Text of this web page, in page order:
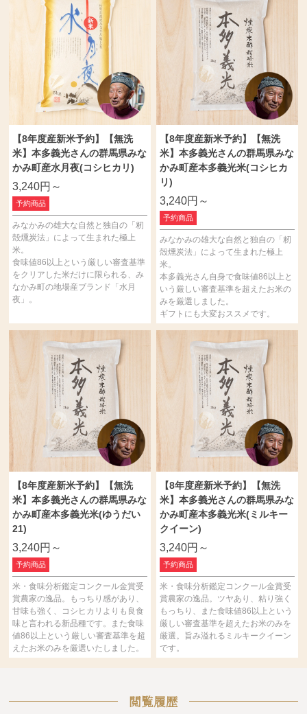
【8年度産新米予約】【無洗
米】本多義光さんの群馬県みな
かみ町産水月夜(コシヒカリ)
3,240円～
予約商品
みなかみの雄大な自然と独自の「籾
殻燻炭法」によって生まれた極上
米。
食味値86以上という厳しい審査基準
をクリアした米だけに限られる、み
なかみ町の地場産ブランド「水月
夜」。
【8年度産新米予約】【無洗
米】本多義光さんの群馬県みな
かみ町産本多義光米(コシヒカ
リ)
3,240円～
予約商品
みなかみの雄大な自然と独自の「籾
殻燻炭法」によって生まれた極上
米。
本多義光さん自身で食味値86以上と
いう厳しい審査基準を超えたお米の
みを厳選しました。
ギフトにも大変おススメです。
【8年度産新米予約】【無洗
米】本多義光さんの群馬県みな
かみ町産本多義光米(ゆうだい
21)
3,240円～
予約商品
米・食味分析鑑定コンクール金賞受
賞農家の逸品。もっちり感があり、
甘味も強く、コシヒカリよりも良食
味と言われる新品種です。また食味
値86以上という厳しい審査基準を超
えたお米のみを厳選いたしました。
【8年度産新米予約】【無洗
米】本多義光さんの群馬県みな
かみ町産本多義光米(ミルキー
クイーン)
3,240円～
予約商品
米・食味分析鑑定コンクール金賞受
賞農家の逸品。ツヤあり、粘り強く
もっちり、また食味値86以上という
厳しい審査基準を超えたお米のみを
厳選。旨み溢れるミルキークイーン
です。
閲覧履歴